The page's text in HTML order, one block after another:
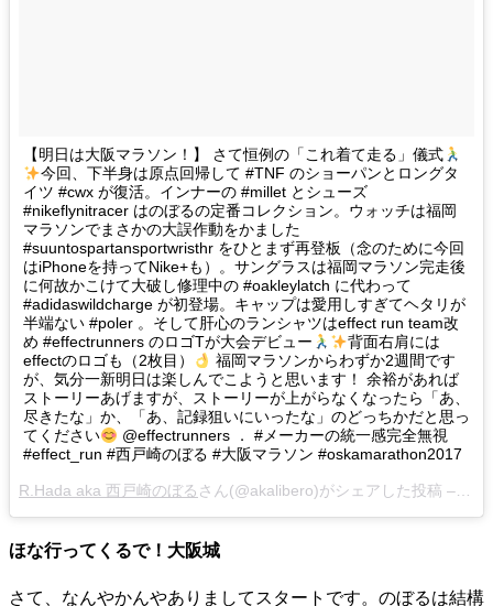
【明日は大阪マラソン！】 さて恒例の「これ着て走る」儀式
今回、下半身は原点回帰して #TNF のショーパンとロングタ
イツ #cwx が復活。インナーの #millet とシューズ
#nikeflynitracer はのぼるの定番コレクション。ウォッチは福岡
マラソンでまさかの大誤作動をかました
#suuntospartansportwristhr をひとまず再登板（念のために今回
はiPhoneを持ってNike+も）。サングラスは福岡マラソン完走後
に何故かこけて大破し修理中の #oakleylatch に代わって
#adidaswildcharge が初登場。キャップは愛用しすぎてヘタリが
半端ない #poler 。そして肝心のランシャツはeffect run team改
め #effectrunners のロゴTが大会デビュー
背面右肩には
effectのロゴも（2枚目）
福岡マラソンからわずか2週間です
が、気分一新明日は楽しんでこようと思います！ 余裕があれば
ストーリーあげますが、ストーリーが上がらなくなったら「あ、
尽きたな」か、「あ、記録狙いにいったな」のどっちかだと思っ
てください
@effectrunners ． #メーカーの統一感完全無視
#effect_run #西戸崎のぼる #大阪マラソン #oskamarathon2017
R.Hada aka 西戸崎のぼる さん(@akalibero)がシェアした投稿 –
ほな行ってくるで！大阪城
さて、なんやかんやありましてスタートです。のぼるは結構